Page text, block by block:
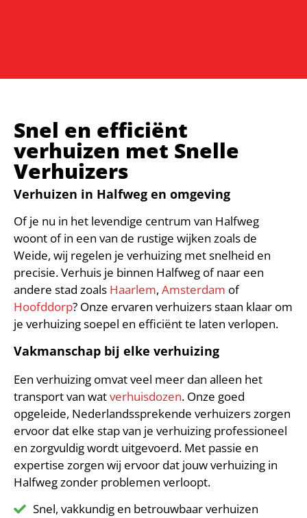
Snel en efficiënt
verhuizen met Snelle
Verhuizers
Verhuizen in Halfweg en omgeving
Of je nu in het levendige centrum van Halfweg
woont of in een van de rustige wijken zoals de
Weide, wij regelen je verhuizing met snelheid en
precisie. Verhuis je binnen Halfweg of naar een
andere stad zoals Haarlem, Amsterdam of
Hoofddorp? Onze ervaren verhuizers staan klaar om
je verhuizing soepel en efficiënt te laten verlopen.
Vakmanschap bij elke verhuizing
Een verhuizing omvat veel meer dan alleen het
transport van watverhuisdozen. Onze goed
opgeleide, Nederlandssprekende verhuizers zorgen
ervoor dat elke stap van je verhuizing professioneel
en zorgvuldig wordt uitgevoerd. Met passie en
expertise zorgen wij ervoor dat jouw verhuizing in
Halfweg zonder problemen verloopt.
Snel, vakkundig en betrouwbaar verhuizen